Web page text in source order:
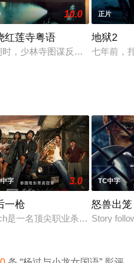
行天下，扶弱济贫，但他渐渐
10.0
红莲寺粤语
时，少林寺图谋反清复明，为
正片
地狱2
七年前，
，战火席卷草原，丝绸之路
中字 3.0
一枪
是一名顶尖职业杀手，早已厌
TC中字
怒兽出笼
Story